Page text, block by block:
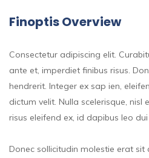
Finoptis Overview
Consectetur adipiscing elit.
ante et, imperdiet finibus risus.
hendrerit. Integer ex sap ien,
dictum velit. Nulla scelerisque, nisl
risus eleifend ex, id dapibus leo dui
Donec sollicitudin molestie erat